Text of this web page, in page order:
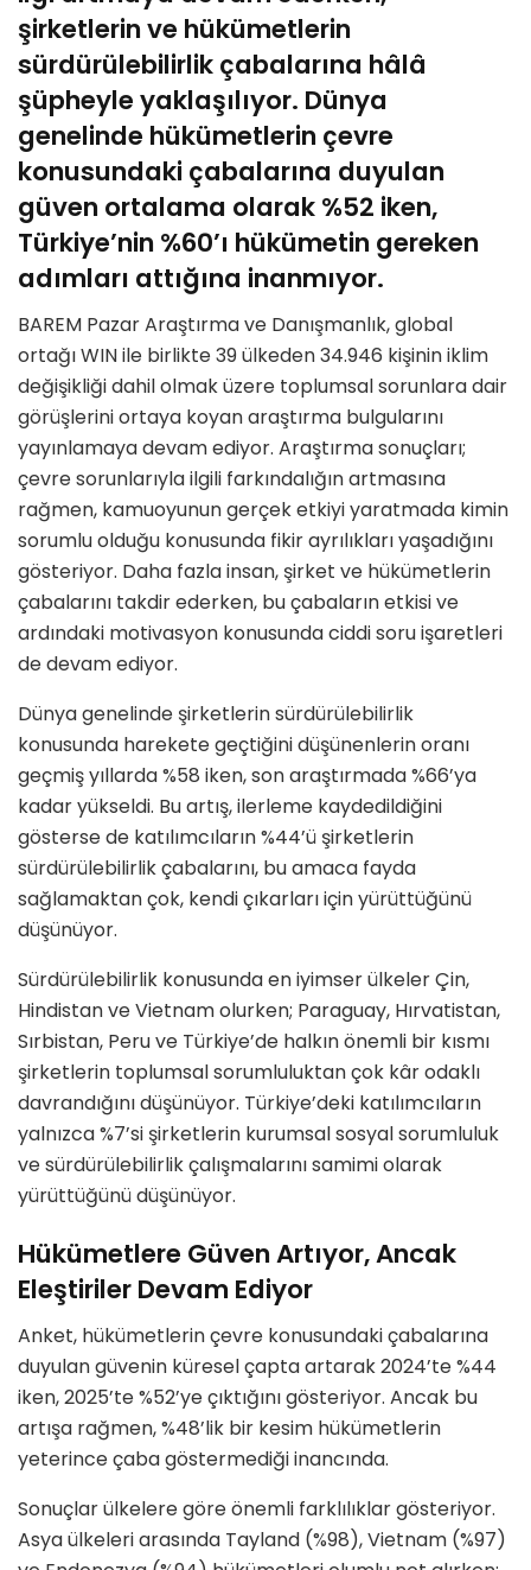
şirketlerin ve hükümetlerin
sürdürülebilirlik çabalarına hâlâ
şüpheyle yaklaşılıyor. Dünya
genelinde hükümetlerin çevre
konusundaki çabalarına duyulan
güven ortalama olarak %52 iken,
Türkiye’nin %60’ı hükümetin gereken
adımları attığına inanmıyor.
BAREM Pazar Araştırma ve Danışmanlık, global
ortağı WIN ile birlikte 39 ülkeden 34.946 kişinin iklim
değişikliği dahil olmak üzere toplumsal sorunlara dair
görüşlerini ortaya koyan araştırma bulgularını
yayınlamaya devam ediyor. Araştırma sonuçları;
çevre sorunlarıyla ilgili farkındalığın artmasına
rağmen, kamuoyunun gerçek etkiyi yaratmada kimin
sorumlu olduğu konusunda fikir ayrılıkları yaşadığını
gösteriyor. Daha fazla insan, şirket ve hükümetlerin
çabalarını takdir ederken, bu çabaların etkisi ve
ardındaki motivasyon konusunda ciddi soru işaretleri
de devam ediyor.
Dünya genelinde şirketlerin sürdürülebilirlik
konusunda harekete geçtiğini düşünenlerin oranı
geçmiş yıllarda %58 iken, son araştırmada %66’ya
kadar yükseldi. Bu artış, ilerleme kaydedildiğini
gösterse de katılımcıların %44’ü şirketlerin
sürdürülebilirlik çabalarını, bu amaca fayda
sağlamaktan çok, kendi çıkarları için yürüttüğünü
düşünüyor.
Sürdürülebilirlik konusunda en iyimser ülkeler Çin,
Hindistan ve Vietnam olurken; Paraguay, Hırvatistan,
Sırbistan, Peru ve Türkiye’de halkın önemli bir kısmı
şirketlerin toplumsal sorumluluktan çok kâr odaklı
davrandığını düşünüyor. Türkiye’deki katılımcıların
yalnızca %7’si şirketlerin kurumsal sosyal sorumluluk
ve sürdürülebilirlik çalışmalarını samimi olarak
yürüttüğünü düşünüyor.
Hükümetlere Güven Artıyor, Ancak
Eleştiriler Devam Ediyor
Anket, hükümetlerin çevre konusundaki çabalarına
duyulan güvenin küresel çapta artarak 2024’te %44
iken, 2025’te %52’ye çıktığını gösteriyor. Ancak bu
artışa rağmen, %48’lik bir kesim hükümetlerin
yeterince çaba göstermediği inancında.
Sonuçlar ülkelere göre önemli farklılıklar gösteriyor.
Asya ülkeleri arasında Tayland (%98), Vietnam (%97)